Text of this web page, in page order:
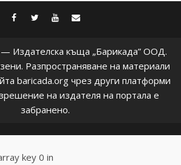
facebook
twitter
youtube
Издателска къща „Барикада” ООД.
Разпространяване на материали
baricada.org чрез други платформи
на издателя на портала е
забранено.
key 0 in